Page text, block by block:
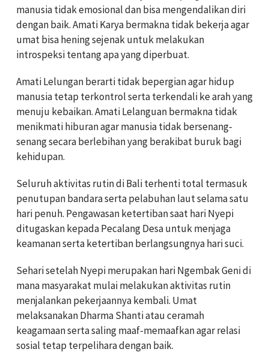
manusia tidak emosional dan bisa mengendalikan diri
dengan baik. Amati Karya bermakna tidak bekerja agar
umat bisa hening sejenak untuk melakukan
introspeksi tentang apa yang diperbuat.
Amati Lelungan berarti tidak bepergian agar hidup
manusia tetap terkontrol serta terkendali ke arah yang
menuju kebaikan. Amati Lelanguan bermakna tidak
menikmati hiburan agar manusia tidak bersenang-
senang secara berlebihan yang berakibat buruk bagi
kehidupan.
Seluruh aktivitas rutin di Bali terhenti total termasuk
penutupan bandara serta pelabuhan laut selama satu
hari penuh. Pengawasan ketertiban saat hari Nyepi
ditugaskan kepada Pecalang Desa untuk menjaga
keamanan serta ketertiban berlangsungnya hari suci.
Sehari setelah Nyepi merupakan hari Ngembak Geni di
mana masyarakat mulai melakukan aktivitas rutin
menjalankan pekerjaannya kembali. Umat
melaksanakan Dharma Shanti atau ceramah
keagamaan serta saling maaf-memaafkan agar relasi
sosial tetap terpelihara dengan baik.